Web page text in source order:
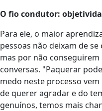
O fio condutor:
Para ele, o maior
pessoas não deixam de
mas por não
conversas. "Paquerar
medo neste processo
de querer agradar e do
genuínos, temos mais